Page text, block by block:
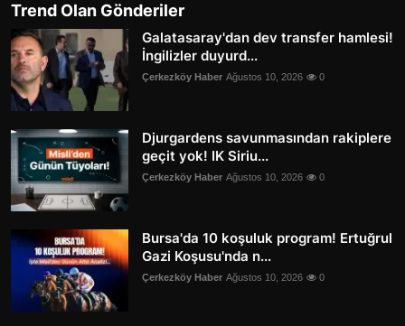
Trend Olan Gönderiler
Galatasaray'dan dev transfer hamlesi!
İngilizler duyurd...
Çerkezköy Haber Ağustos 10, 2026 0
Djurgardens savunmasından rakiplere
geçit yok! IK Siriu...
Çerkezköy Haber Ağustos 10, 2026 0
Bursa'da 10 koşuluk program! Ertuğrul
Gazi Koşusu'nda n...
Çerkezköy Haber Ağustos 10, 2026 0